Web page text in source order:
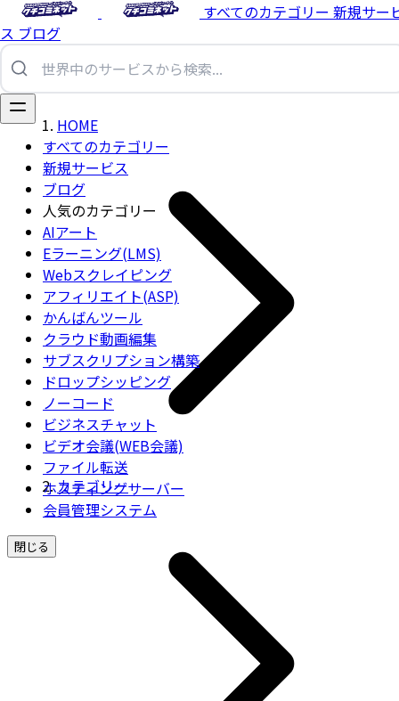
すべてのカテゴリー 新規サー
ス ブログ
すべてのカテゴリー
新規サービス
ブログ
人気のカテゴリー
AIアート
Eラーニング(LMS)
Webスクレイピング
アフィリエイト(ASP)
かんばんツール
クラウド動画編集
サブスクリプション構築
ドロップシッピング
ノーコード
ビジネスチャット
ビデオ会議(WEB会議)
ファイル転送
ホスティングサーバー
会員管理システム
閉じる
HOME
カテゴリー